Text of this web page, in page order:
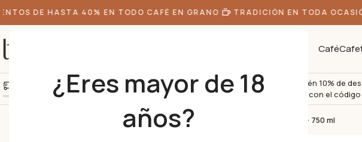
¿Eres mayor de 18
años?
DE HASTA 40% EN TODO CAFÉ EN GRANO TRADICIÓN EN TODA
Café
Agrega S/300.00 más y obtén envío gratis +10k de clientes felices
Obtén 10% de
compra con el código
Vinos Tintos •PESANELLA – Toscana IGT – Supertuscan – 750 ml